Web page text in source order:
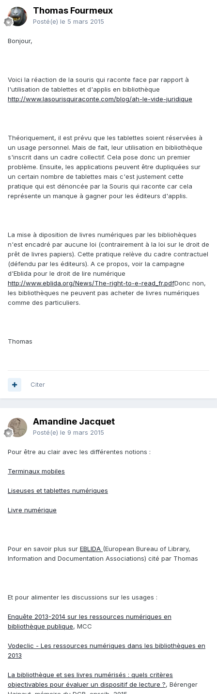
Thomas Fourmeux
Posté(e) le 5 mars 2015
Bonjour,
Voici la réaction de la souris qui raconte face par rapport à
l'utilisation de tablettes et d'applis en bibliothèque
http://www.lasourisquiraconte.com/blog/ah-le-vide-juridique
Théoriquement, il est prévu que les tablettes soient réservées à
un usage personnel. Mais de fait, leur utilisation en bibliothèque
s'inscrit dans un cadre collectif. Cela pose donc un premier
problème. Ensuite, les applications peuvent être dupliquées sur
un certain nombre de tablettes mais c'est justement cette
pratique qui est dénoncée par la Souris qui raconte car cela
représente un manque à gagner pour les éditeurs d'applis.
La mise à diposition de livres numériques par les bibliohèques
n'est encadré par aucune loi (contrairement à la loi sur le droit de
prêt de livres papiers). Cette pratique relève du cadre contractuel
(défendu par les éditeurs). A ce propos, voir la campagne
d'Eblida pour le droit de lire numérique
http://www.eblida.org/News/The-right-to-e-read_fr.pdfDonc non,
les bibliothèques ne peuvent pas acheter de livres numériques
comme des particuliers.
Thomas
Citer
Amandine Jacquet
Posté(e) le 9 mars 2015
Pour être au clair avec les différentes notions :
Terminaux mobiles
Liseuses et tablettes numériques
Livre numérique
Pour en savoir plus sur EBLIDA (European Bureau of Library,
Information and Documentation Associations) cité par Thomas
Et pour alimenter les discussions sur les usages :
Enquête 2013-2014 sur les ressources numériques en
bibliothèque publique, MCC
Vodeclic - Les ressources numériques dans les bibliothèques en
2013
La bibliothèque et ses livres numérisés : quels critères
objectivables pour évaluer un dispositif de lecture ?, Bérenger